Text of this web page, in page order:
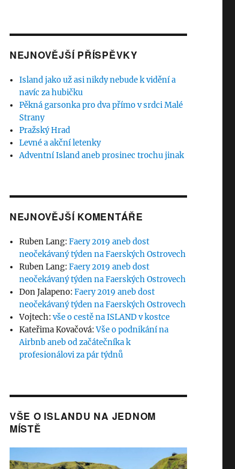
NEJNOVĚJŠÍ PŘÍSPĚVKY
Island jako už asi nikdy nebude k vidění a
navíc za hubičku
Pěkná garsonka pro dva přímo v srdci Malé
Strany
Pražský Hrad
Levné a akční letenky
Adventní Island aneb prosinec trochu jinak
NEJNOVĚJŠÍ KOMENTÁŘE
Ruben Lang:Faery 2019 aneb dost
neočekávaný týden na Faerských Ostrovech
Ruben Lang:Faery 2019 aneb dost
neočekávaný týden na Faerských Ostrovech
Don Jalapeno:Faery 2019 aneb dost
neočekávaný týden na Faerských Ostrovech
Vojtech:vše o cestě na ISLAND v kostce
Kateřima Kovačová:Vše o podnikání na
Airbnb aneb od začátečníka k
profesionálovi za pár týdnů
VŠE O ISLANDU NA JEDNOM
MÍSTĚ